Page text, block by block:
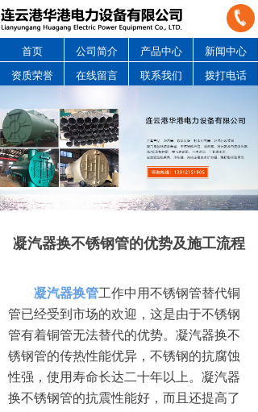
首页 公司简介 产品中心
新闻中心
资质荣誉
在线留言 联系我们 拨打电话
凝汽器换不锈钢管的优势及施工流程
凝汽器换管工作中用不锈钢管替代铜
管已经受到市场的欢迎，这是由于不锈钢
管有着铜管无法替代的优势。凝汽器换不
锈钢管的传热性能优异，不锈钢的抗腐蚀
性强，使用寿命长达二十年以上。凝汽器
换不锈钢管的抗震性能好，而且还提高了